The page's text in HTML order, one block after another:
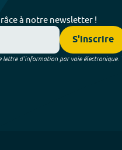
à notre newsletter !
S'inscrire
d’information par voie électronique.